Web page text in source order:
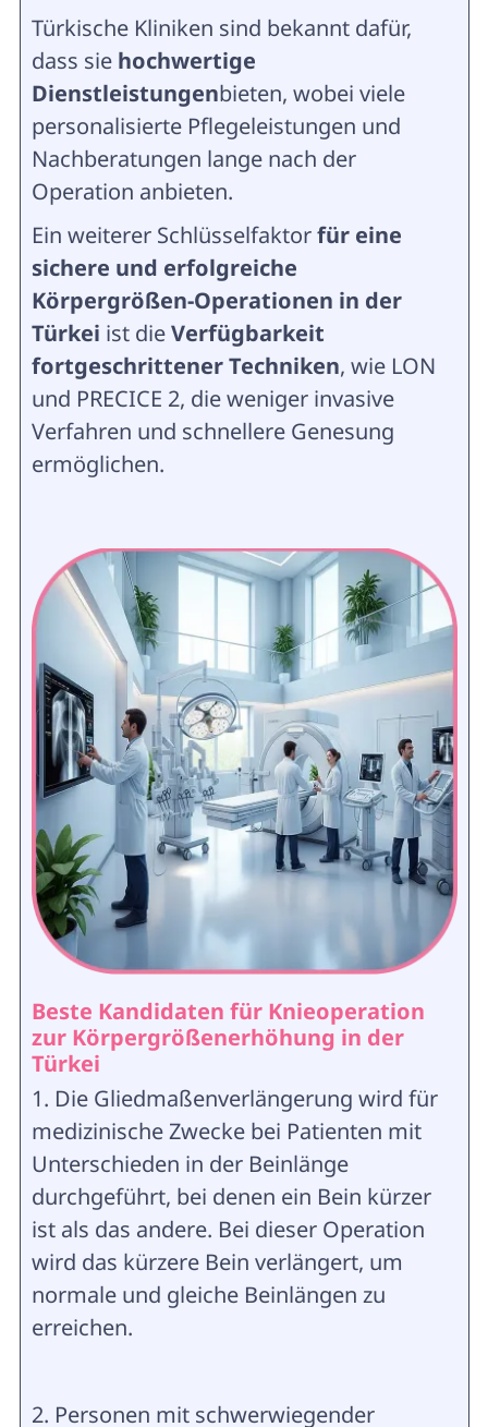
Türkische Kliniken sind bekannt dafür,
dass sie hochwertige
Dienstleistungenbieten, wobei viele
personalisierte Pflegeleistungen und
Nachberatungen lange nach der
Operation anbieten.
Ein weiterer Schlüsselfaktorfür eine
sichere und erfolgreiche
Körpergrößen-Operationen in der
Türkei ist dieVerfügbarkeit
fortgeschrittener Techniken, wie LON
und PRECICE 2, die weniger invasive
Verfahren und schnellere Genesung
ermöglichen.
Beste Kandidaten für Knieoperation
zur Körpergrößenerhöhung in der
Türkei
1. Die Gliedmaßenverlängerung wird für
medizinische Zwecke bei Patienten mit
Unterschieden in der Beinlänge
durchgeführt, bei denen ein Bein kürzer
ist als das andere. Bei dieser Operation
wird das kürzere Bein verlängert, um
normale und gleiche Beinlängen zu
erreichen.
2. Personen mit schwerwiegender